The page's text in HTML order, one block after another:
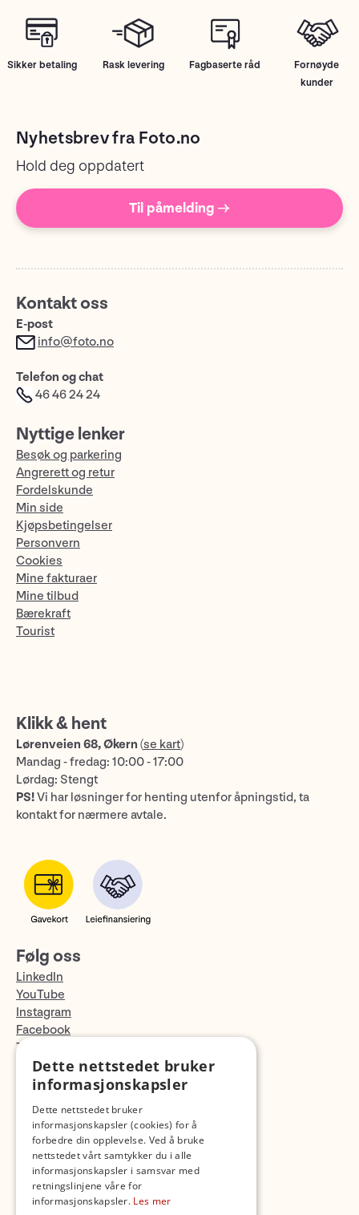
Sikker betaling Rask levering Fagbaserte råd
Fornøyde
kunder
Nyhetsbrev fra Foto.no
Hold deg oppdatert
Til påmelding →
Kontakt oss
E-post
info@foto.no
Telefon og chat
46 46 24 24
Nyttige lenker
Besøk og parkering
Angrerett og retur
Fordelskunde
Min side
Kjøpsbetingelser
Personvern
Cookies
Mine fakturaer
Mine tilbud
Bærekraft
Tourist
Klikk & hent
Lørenveien 68, Økern (se kart)
Mandag - fredag: 10:00 - 17:00
Lørdag: Stengt
PS!Vi har løsninger for henting utenfor åpningstid, ta
kontakt for nærmere avtale.
Følg oss
LinkedIn
YouTube
Instagram
Facebook
TikTok
Fotopodden
Dette nettstedet bruker
informasjonskapsler
Dette nettstedet bruker
informasjonskapsler (cookies) for å
forbedre din opplevelse. Ved å bruke
nettstedet vårt samtykker du i alle
informasjonskapsler i samsvar med
retningslinjene våre for
informasjonskapsler. Les mer